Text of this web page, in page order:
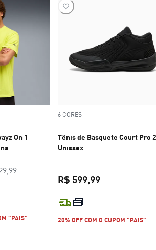
On 1
preço original R$ 229,99
atual R$ 149,99
"PAIS"
6 CORES
Tênis de Basquete Court Pro 2
Unissex
R$ 599,99
20% OFF COM O CUPOM "PAIS"